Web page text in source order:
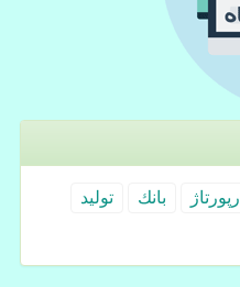
رپورتاژ بانك
تولید